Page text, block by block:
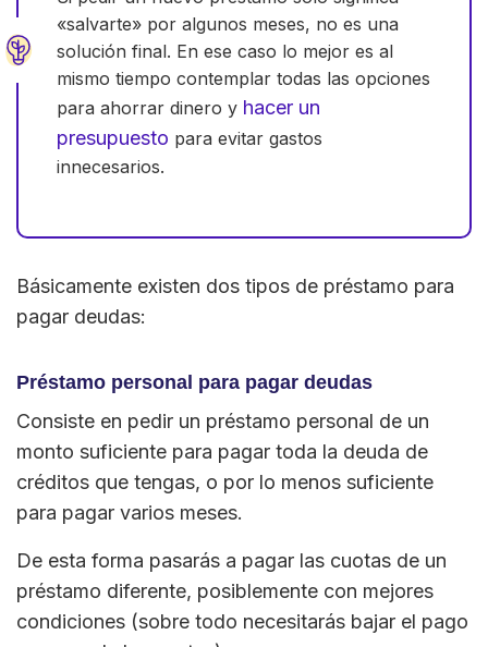
«salvarte» por algunos meses, no es una
solución final. En ese caso lo mejor es al
mismo tiempo contemplar todas las opciones
para ahorrar dinero y hacer un
presupuesto para evitar gastos
innecesarios.
Básicamente existen dos tipos de préstamo para
pagar deudas:
Préstamo personal para pagar deudas
Consiste en pedir un préstamo personal de un
monto suficiente para pagar toda la deuda de
créditos que tengas, o por lo menos suficiente
para pagar varios meses.
De esta forma pasarás a pagar las cuotas de un
préstamo diferente, posiblemente con mejores
condiciones (sobre todo necesitarás bajar el pago